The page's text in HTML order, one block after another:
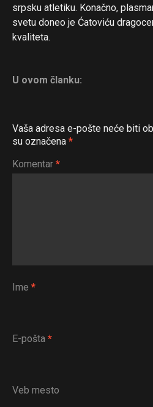
srpsku atletiku. Konačno,
svetu doneo je Ćatoviću
kvaliteta.
U ovom članku:
Vaša adresa e-pošte neće biti
su označena *
Komentar *
Ime *
E-pošta *
Veb mesto